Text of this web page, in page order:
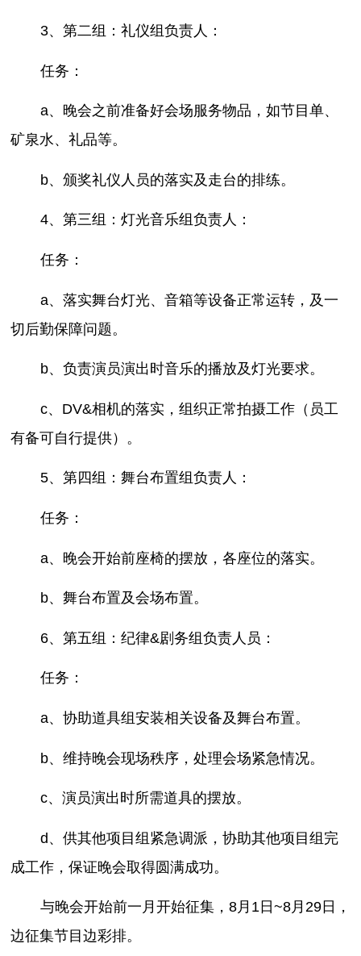
3、第二组：礼仪组负责人：
任务：
a、晚会之前准备好会场服务物品，如节目单、
矿泉水、礼品等。
b、颁奖礼仪人员的落实及走台的排练。
4、第三组：灯光音乐组负责人：
任务：
a、落实舞台灯光、音箱等设备正常运转，及一
切后勤保障问题。
b、负责演员演出时音乐的播放及灯光要求。
c、DV&相机的落实，组织正常拍摄工作（员工
有备可自行提供）。
5、第四组：舞台布置组负责人：
任务：
a、晚会开始前座椅的摆放，各座位的落实。
b、舞台布置及会场布置。
6、第五组：纪律&剧务组负责人员：
任务：
a、协助道具组安装相关设备及舞台布置。
b、维持晚会现场秩序，处理会场紧急情况。
c、演员演出时所需道具的摆放。
d、供其他项目组紧急调派，协助其他项目组完
成工作，保证晚会取得圆满成功。
与晚会开始前一月开始征集，8月1日~8月29日，
边征集节目边彩排。